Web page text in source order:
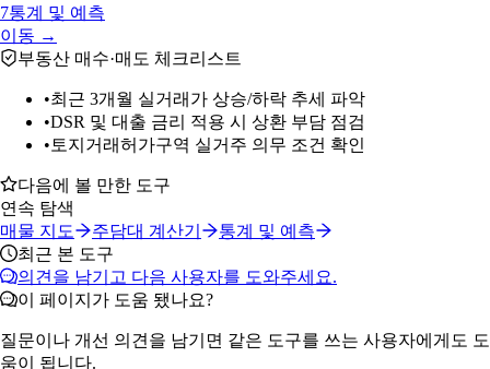
7통계 및 예측
이동 →
부동산 매수·매도 체크리스트
•최근 3개월 실거래가 상승/하락 추세 파악
•DSR 및 대출 금리 적용 시 상환 부담 점검
• 토지거래허가구역 실거주 의무 조건 확인
다음에 볼 만한 도구
연속 탐색
매물 지도
주담대 계산기
통계 및 예측
최근 본 도구
의견을 남기고 다음 사용자를 도와주세요.
이 페이지가 도움 됐나요?
질문이나 개선 의견을 남기면 같은 도구를 쓰는 사용자에게도 도
움이 됩니다.